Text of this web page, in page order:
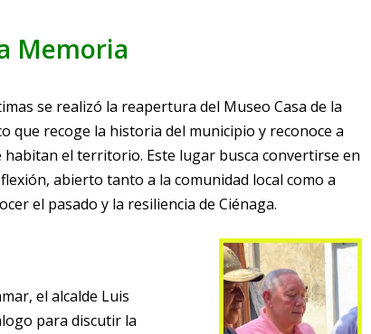
Memoria
se realizó la reapertura del Museo Casa de la
que recoge la historia del municipio y reconoce a
habitan el territorio. Este lugar busca convertirse en
abierto tanto a la comunidad local como a
el pasado y la resiliencia de Ciénaga.
el alcalde Luis
para discutir la